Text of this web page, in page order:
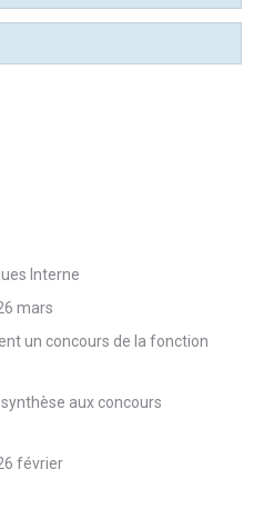
Interne
mars
un concours de la fonction
aux concours
février